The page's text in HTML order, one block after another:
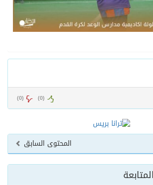
(
0
) (
0
)
المحتوى السابق